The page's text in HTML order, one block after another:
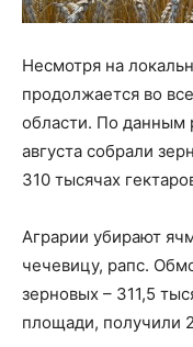
Несмотря на
продолжается во
области. По данным
августа собрали
310 тысячах
Аграрии убирают
чечевицу, рапс.
зерновых – 311,5
площади, получили